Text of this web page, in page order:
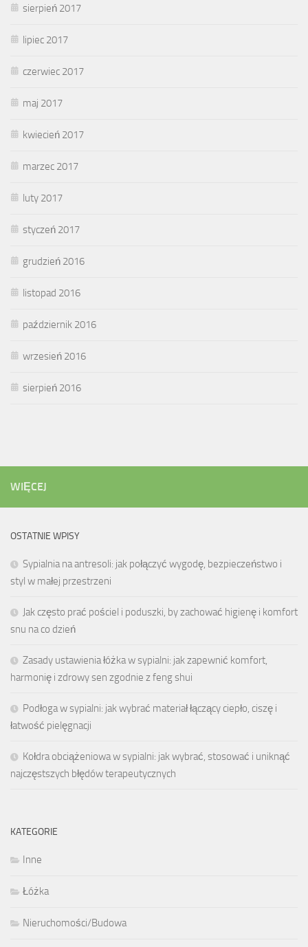
sierpień 2017
lipiec 2017
czerwiec 2017
maj 2017
kwiecień 2017
marzec 2017
luty 2017
styczeń 2017
grudzień 2016
listopad 2016
październik 2016
wrzesień 2016
sierpień 2016
WIĘCEJ
OSTATNIE WPISY
Sypialnia na antresoli: jak połączyć wygodę, bezpieczeństwo i
styl w małej przestrzeni
Jak często prać pościel i poduszki, by zachować higienę i komfort
snu na co dzień
Zasady ustawienia łóżka w sypialni: jak zapewnić komfort,
harmonię i zdrowy sen zgodnie z feng shui
Podłoga w sypialni: jak wybrać materiał łączący ciepło, ciszę i
łatwość pielęgnacji
Kołdra obciążeniowa w sypialni: jak wybrać, stosować i uniknąć
najczęstszych błędów terapeutycznych
KATEGORIE
Inne
Łóżka
Nieruchomości/Budowa